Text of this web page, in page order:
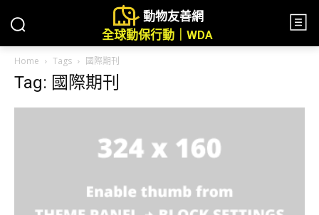
動物友善網
全球動保行動｜WDA
Home Tags 國際期刊
Tag: 國際期刊